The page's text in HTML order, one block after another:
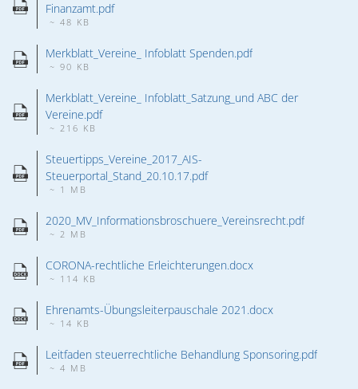
Finanzamt.pdf
~ 48 KB
Merkblatt_Vereine_ Infoblatt Spenden.pdf
~ 90 KB
Merkblatt_Vereine_ Infoblatt_Satzung_und ABC der
Vereine.pdf
~ 216 KB
Steuertipps_Vereine_2017_AIS-
Steuerportal_Stand_20.10.17.pdf
~ 1 MB
2020_MV_Informationsbroschuere_Vereinsrecht.pdf
~ 2 MB
CORONA-rechtliche Erleichterungen.docx
~ 114 KB
Ehrenamts-Übungsleiterpauschale 2021.docx
~ 14 KB
Leitfaden steuerrechtliche Behandlung Sponsoring.pdf
~ 4 MB